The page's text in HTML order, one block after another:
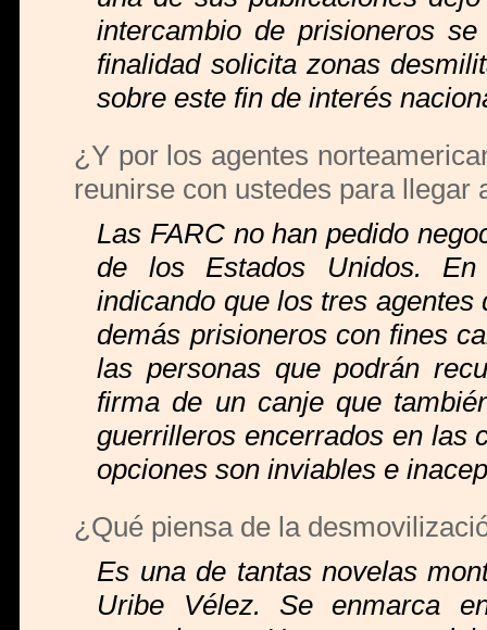
intercambio de prisioneros
finalidad solicita zonas
sobre este fin de interés
¿Y por los agentes
reunirse con ustedes para llegar
Las FARC no han pedido
de los Estados Unidos.
indicando que los tres
demás prisioneros con fines
las personas que podrán
firma de un canje que
guerrilleros encerrados en las
opciones son inviables e
¿Qué piensa de la
Es una de tantas novelas
Uribe Vélez. Se enmarca